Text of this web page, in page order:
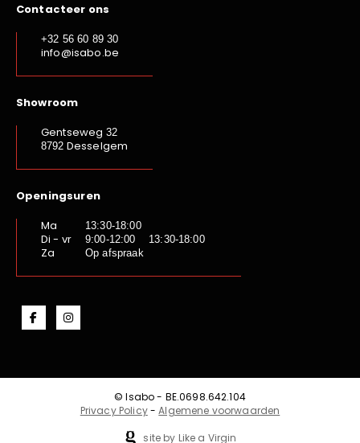
Contacteer ons
+32 56 60 89 30
info@isabo.be
Showroom
Gentseweg 32
8792 Desselgem
Openingsuren
Ma
13:30-18:00
Di - vr 9:00-12:00 13:30-18:00
Za Op afspraak
© Isabo - BE.0698.642.104
Privacy Policy-Algemene voorwaarden
site by Like a Virgin